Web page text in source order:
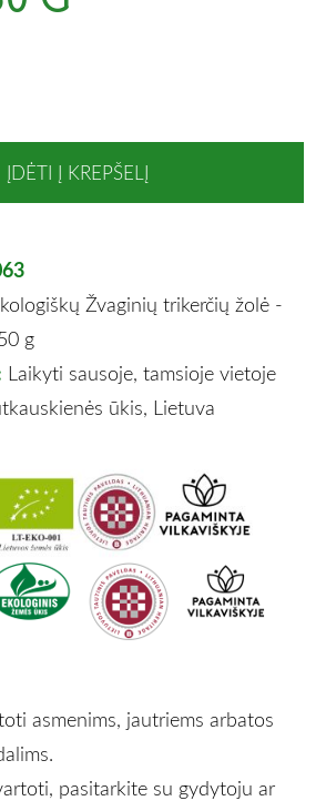
ĮDĖTI Į KREPŠELĮ
Žvaginių trikerčių žolė -
g
Laikyti sausoje, tamsioje vietoje
ūkis, Lietuva
asmenims, jautriems arbatos
pasitarkite su gydytoju ar